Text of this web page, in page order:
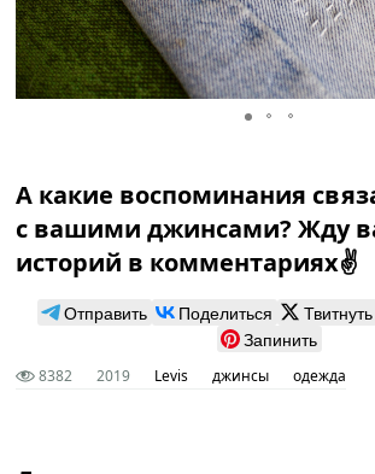
А какие воспоминания
с вашими джинсами? Жду
историй в комментариях✌️
Отправить Поделиться Твитнуть
Запинить
8382 2019 Levis джинсы одежда